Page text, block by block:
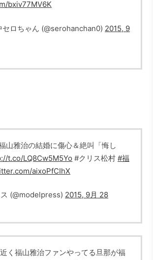
bxiv77MV6K
ロちゃん (@serohanchan0) 2015, 9
山雅治の結婚に傷心＆絶叫「悔し
t.co/LQ8Cw5M5Yo #クリス松村#福
aixoPfCIhX
(@modelpress) 2015, 9月 28
近く福山雅治ファンやってる旦那が福